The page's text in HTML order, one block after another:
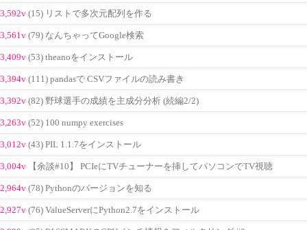
3,592v (15) リストで多次元配列を作る
3,561v (79) なんちゃってGoogle検索
3,409v (53) theanoをインストール
3,394v (111) pandasで CSVファイルの読み書き
3,392v (82) 野球選手の成績を主成分分析 (続編2/2)
3,263v (52) 100 numpy exercises
3,012v (43) PIL 1.1.7をインストール
3,004v 【余談#10】 PCIeにTVチューナーを挿してパソコンでTV視聴
2,964v (78) Pythonのバージョンを知る
2,927v (76) ValueServerにPython2.7をインストール